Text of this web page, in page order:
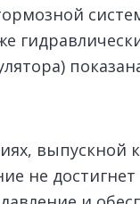
выпускной
не